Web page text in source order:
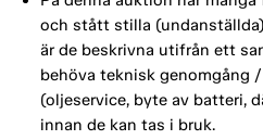
och stått stilla
är de beskrivna utifrån ett
behöva teknisk genomgång
(oljeservice, byte av batteri,
innan de kan tas i bruk.